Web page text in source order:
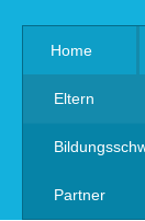
Home
Eltern
Partner